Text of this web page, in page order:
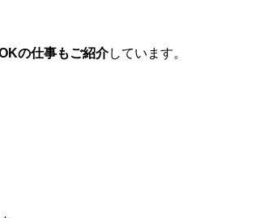
の仕事もご紹介しています。